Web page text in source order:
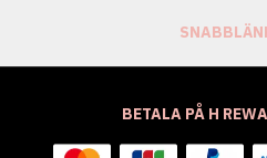
BETALA PÅ H